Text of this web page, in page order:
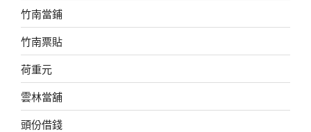
竹南當鋪
竹南票貼
荷重元
雲林當舖
頭份借錢